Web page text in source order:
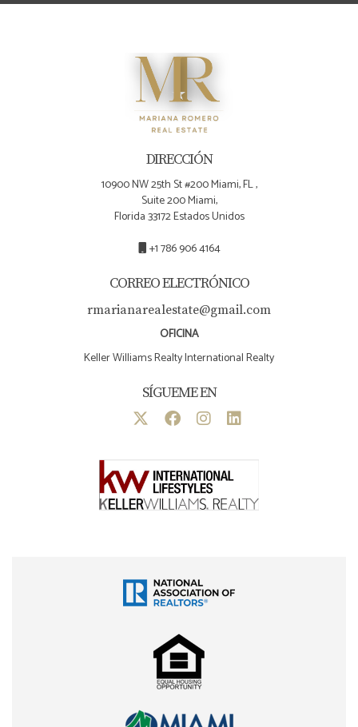
preguntas o deseas asesoramiento personalizado sobre
cómo maximizar tu retorno de inversión en alquileres en
Florida, ¡contacta a Mariana Romero hoy mismo!
DIRECCIÓN
10900 NW 25th St #200 Miami, FL ,
Suite 200 Miami,
Florida 33172 Estados Unidos
+1 786 906 4164
CORREO ELECTRÓNICO
rmarianarealestate@gmail.com
OFICINA
Keller Williams Realty International Realty
SÍGUEME EN